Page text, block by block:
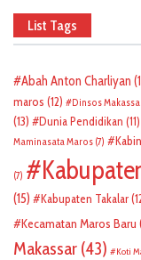
List Tags
Abah Anton Charliyan
maros (12) Dinsos
(13)
Dunia Pendidikan (11)
Maminasata Maros (7)
(7)
(15)
Kabupaten Takalar
Kecamatan Maros Baru
Makassar (43) Koti